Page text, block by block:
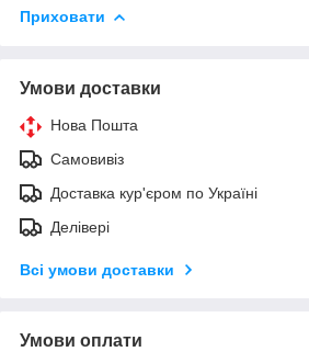
Приховати
Умови доставки
Нова Пошта
Самовивіз
Доставка кур'єром по Україні
Делівері
Всі умови доставки
Умови оплати